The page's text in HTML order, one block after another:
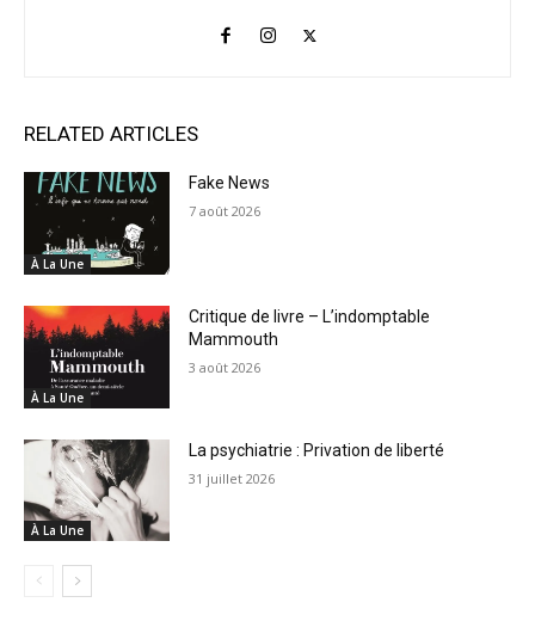
RELATED ARTICLES
À La Une
Fake News
7 août 2026
À La Une
Critique de livre – L’indomptable
Mammouth
3 août 2026
À La Une
La psychiatrie : Privation de liberté
31 juillet 2026